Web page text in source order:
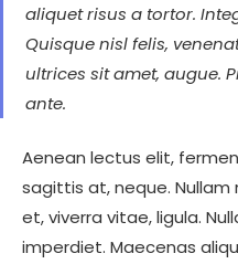
aliquet risus a tortor.
Quisque nisl felis,
ultrices sit amet, augue.
ante.
Aenean lectus elit,
sagittis at, neque. Nullam
et, viverra vitae, ligula.
imperdiet. Maecenas